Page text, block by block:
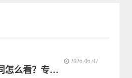
保险合同怎么看？专业律师保单分析解读
2026-06-07